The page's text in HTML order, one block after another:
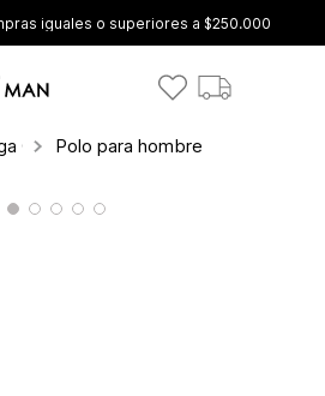
iguales o superiores a $250.000
CortaPolo para hombre